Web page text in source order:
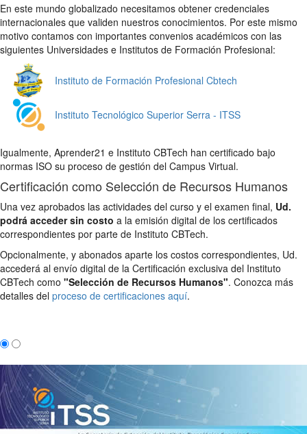
En este mundo globalizado necesitamos obtener credenciales
internacionales que validen nuestros conocimientos. Por este mismo
motivo contamos con importantes convenios académicos con las
siguientes Universidades e Institutos de Formación Profesional:
Instituto de Formación Profesional Cbtech
Instituto Tecnológico Superior Serra - ITSS
Igualmente, Aprender21 e Instituto CBTech han certificado bajo
normas ISO su proceso de gestión del Campus Virtual.
Certificación como Selección de Recursos Humanos
Una vez aprobados las actividades del curso y el examen final, Ud.
podrá acceder sin costo a la emisión digital de los certificados
correspondientes por parte de Instituto CBTech.
Opcionalmente, y abonados aparte los costos correspondientes, Ud.
accederá al envío digital de la Certificación exclusiva del Instituto
CBTech como "Selección de Recursos Humanos". Conozca más
detalles del proceso de certificaciones aquí.